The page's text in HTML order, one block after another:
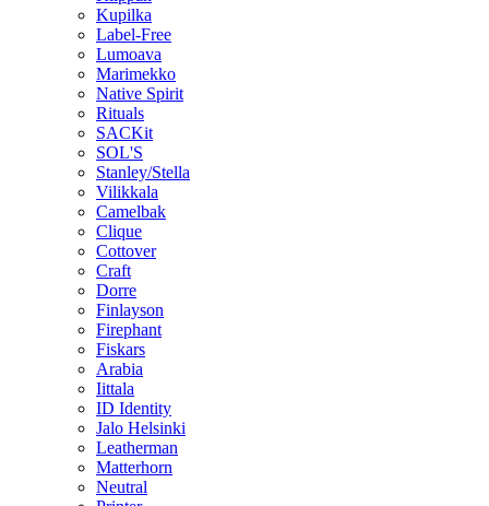
Kupilka
Label-Free
Lumoava
Marimekko
Native Spirit
Rituals
SACKit
SOL'S
Stanley/Stella
Vilikkala
Camelbak
Clique
Cottover
Craft
Dorre
Finlayson
Firephant
Fiskars
Arabia
Iittala
ID Identity
Jalo Helsinki
Leatherman
Matterhorn
Neutral